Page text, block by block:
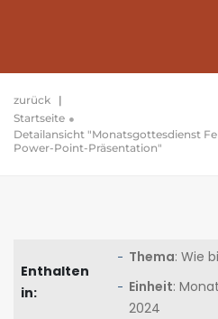
zurück |
Startseite
Detailansicht "Monatsgottesdienst
Power-Point-Präsentation"
Enthalten
in:
Thema: Wie
Einheit:
2024